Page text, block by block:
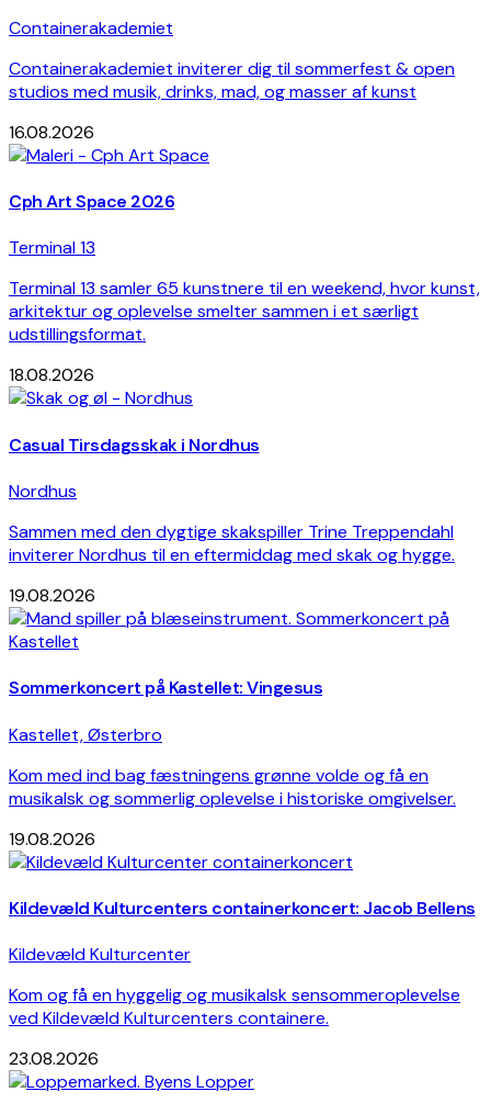
Containerakademiet
Containerakademiet inviterer dig til sommerfest & open
studios med musik, drinks, mad, og masser af kunst
16.08.2026
Cph Art Space 2026
Terminal 13
Terminal 13 samler 65 kunstnere til en weekend, hvor kunst,
arkitektur og oplevelse smelter sammen i et særligt
udstillingsformat.
18.08.2026
Casual Tirsdagsskak i Nordhus
Nordhus
Sammen med den dygtige skakspiller Trine Treppendahl
inviterer Nordhus til en eftermiddag med skak og hygge.
19.08.2026
Sommerkoncert på Kastellet: Vingesus
Kastellet, Østerbro
Kom med ind bag fæstningens grønne volde og få en
musikalsk og sommerlig oplevelse i historiske omgivelser.
19.08.2026
Kildevæld Kulturcenters containerkoncert: Jacob Bellens
Kildevæld Kulturcenter
Kom og få en hyggelig og musikalsk sensommeroplevelse
ved Kildevæld Kulturcenters containere.
23.08.2026